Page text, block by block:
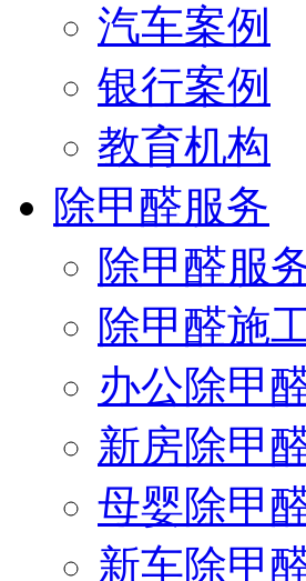
汽车案例
银行案例
教育机构
除甲醛服务
除甲醛服
除甲醛施
办公除甲
新房除甲
母婴除甲
新车除甲